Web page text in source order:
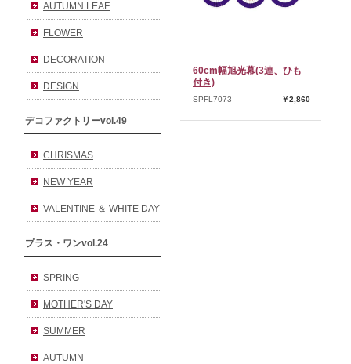
AUTUMN LEAF
FLOWER
DECORATION
DESIGN
デコファクトリーvol.49
CHRISMAS
NEW YEAR
VALENTINE ＆ WHITE DAY
プラス・ワンvol.24
SPRING
MOTHER'S DAY
SUMMER
AUTUMN
60cm幅旭光幕(3連、ひも
付き)
SPFL7073 ￥2,860